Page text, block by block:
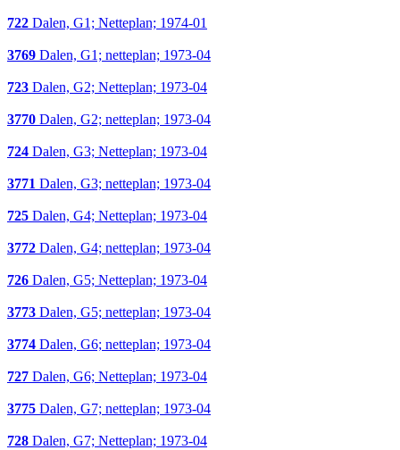
722 Dalen, G1; Netteplan; 1974-01
3769 Dalen, G1; netteplan; 1973-04
723 Dalen, G2; Netteplan; 1973-04
3770 Dalen, G2; netteplan; 1973-04
724 Dalen, G3; Netteplan; 1973-04
3771 Dalen, G3; netteplan; 1973-04
725 Dalen, G4; Netteplan; 1973-04
3772 Dalen, G4; netteplan; 1973-04
726 Dalen, G5; Netteplan; 1973-04
3773 Dalen, G5; netteplan; 1973-04
3774 Dalen, G6; netteplan; 1973-04
727 Dalen, G6; Netteplan; 1973-04
3775 Dalen, G7; netteplan; 1973-04
728 Dalen, G7; Netteplan; 1973-04